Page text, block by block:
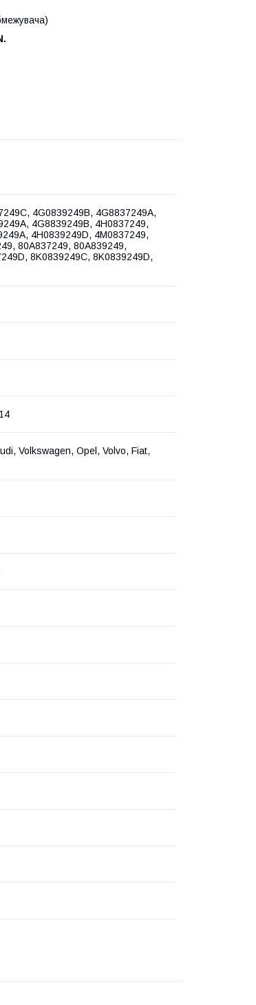
4G0839249B, 4G8837249A,
4G8839249B, 4H0837249,
4H0839249D, 4M0837249,
80A837249, 80A839249,
8K0839249C, 8K0839249D,
Volkswagen, Opel, Volvo, Fiat,